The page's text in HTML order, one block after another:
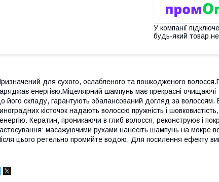
У компанії
будь-який товар
для сухого, ослабленого та пошкодженого
енергією.Міцелярний шампунь має прекрасні очищаючі
його складу, гарантують збалансований догляд за волоссям.
кісточок надають волоссю пружність і
енергію. Кератин, проникаючи в глиб волосся, реконструює і
масажуючими рухами нанесіть шампунь на мокре
цього ретельно промийте водою. Для посилення ефекту